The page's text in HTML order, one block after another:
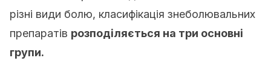
різні види болю, класифікація знеболювальних
препаратів розподіляється на три основні
групи.